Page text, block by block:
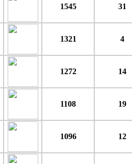
1545 31
1321 4
1272 14
1108 19
1096 12